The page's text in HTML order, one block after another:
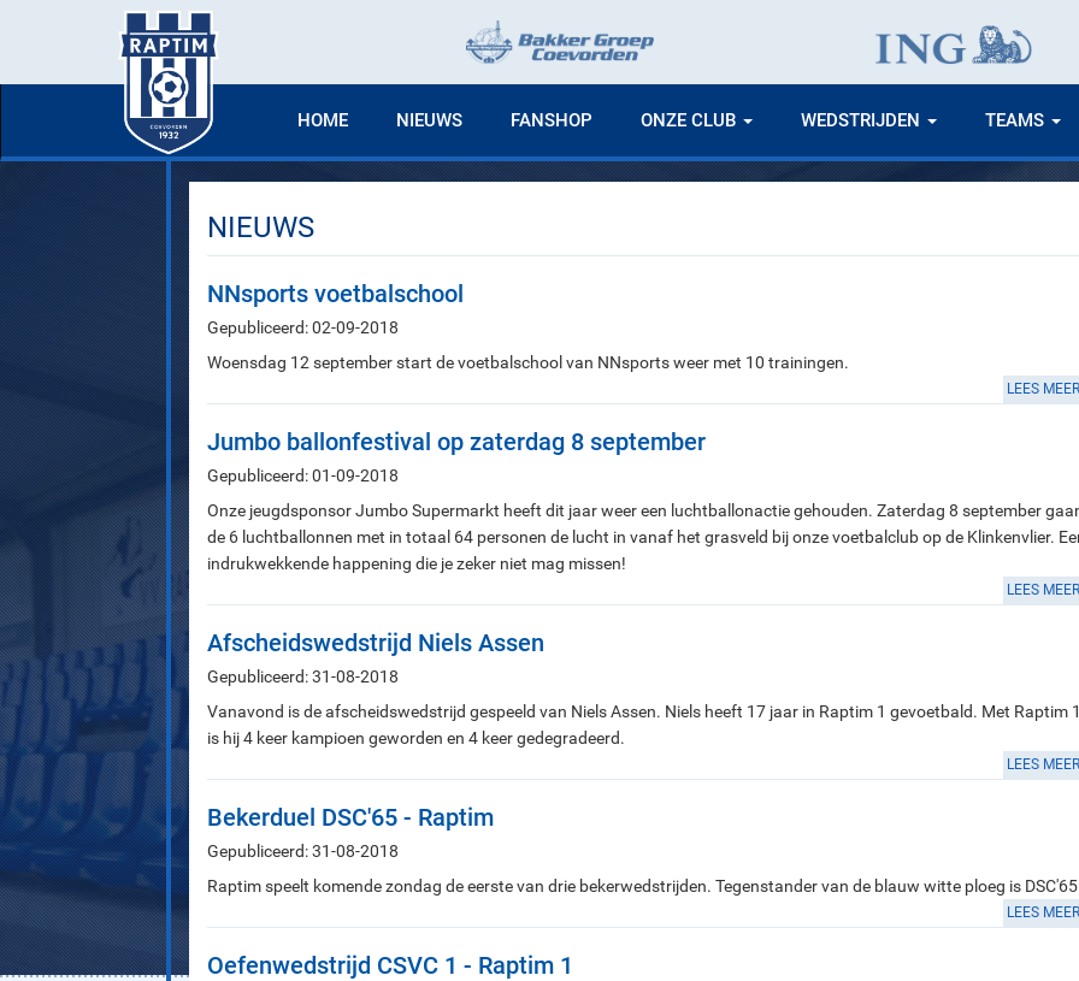
HOME NIEUWS FANSHOP ONZE CLUB WEDSTRIJDEN TEAMS
NIEUWS
NNsports voetbalschool
Gepubliceerd: 02-09-2018
Woensdag 12 september start de voetbalschool van NNsports weer met 10 trainingen.
LEES MEER
Jumbo ballonfestival op zaterdag 8 september
Gepubliceerd: 01-09-2018
Onze jeugdsponsor Jumbo Supermarkt heeft dit jaar weer een luchtballonactie gehouden. Zaterdag 8 september
de 6 luchtballonnen met in totaal 64 personen de lucht in vanaf het grasveld bij onze voetbalclub op de Klinkenvlier.
indrukwekkende happening die je zeker niet mag missen!
LEES MEER
Afscheidswedstrijd Niels Assen
Gepubliceerd: 31-08-2018
Vanavond is de afscheidswedstrijd gespeeld van Niels Assen. Niels heeft 17 jaar in Raptim 1 gevoetbald. Met Raptim 1
is hij 4 keer kampioen geworden en 4 keer gedegradeerd.
LEES MEER
Bekerduel DSC'65 - Raptim
Gepubliceerd: 31-08-2018
Raptim speelt komende zondag de eerste van drie bekerwedstrijden. Tegenstander van de blauw witte ploeg is
LEES MEER
Oefenwedstrijd CSVC 1 - Raptim 1